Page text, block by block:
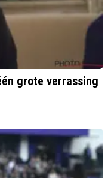
grote verrassing